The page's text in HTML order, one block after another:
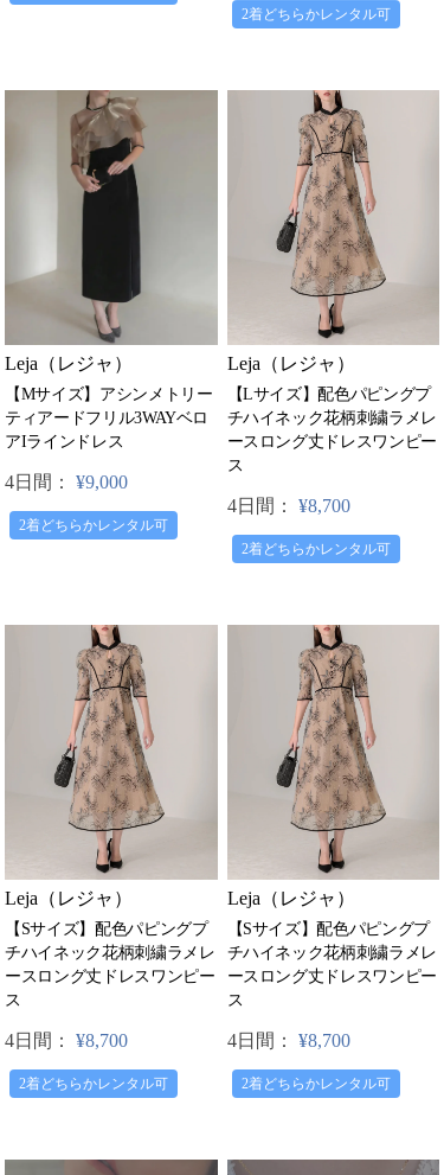
2着どちらかレンタル可
Leja（レジャ）
【Mサイズ】アシンメトリー
ティアードフリル3WAYベロ
アIラインドレス
4日間： ¥9,000
2着どちらかレンタル可
Leja（レジャ）
【Lサイズ】配色パピングプ
チハイネック花柄刺繍ラメレ
ースロング丈ドレスワンピー
ス
4日間： ¥8,700
2着どちらかレンタル可
Leja（レジャ）
【Sサイズ】配色パピングプ
チハイネック花柄刺繍ラメレ
ースロング丈ドレスワンピー
ス
4日間： ¥8,700
2着どちらかレンタル可
Leja（レジャ）
【Sサイズ】配色パピングプ
チハイネック花柄刺繍ラメレ
ースロング丈ドレスワンピー
ス
4日間： ¥8,700
2着どちらかレンタル可